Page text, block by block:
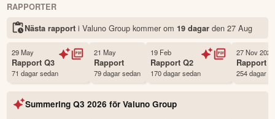
Status Noterad
Första handelsdag 10 Jul 2019
Antal ägare Avanza 6,708 st
Källa:Börsdata
RAPPORTER
Nästa rapport i Valuno Group kommer om 19 dagarden 27 Aug
29 May
RapportQ3
71 dagar sedan
21 May
Rapport
79 dagar sedan
19 Feb
RapportQ2
170 dagar sedan
27 Nov 2025
Rapport
254 dagar
Summering Q3 2026 för Valuno Group